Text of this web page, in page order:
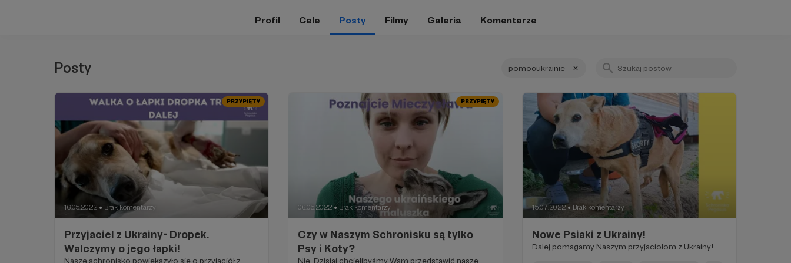
Profil Cele Posty Filmy Galeria Komentarze
Posty pomocukrainie
PRZYPIĘTY
16.05.2022 ● Brak komentarzy
Przyjaciel z Ukrainy- Dropek.
Walczymy o jego łapki!
Nasze schronisko powiększyło się o przyjaciół z
PRZYPIĘTY
06.05.2022 ● Brak komentarzy
Czy w Naszym Schronisku są tylko
Psy i Koty?
Nie. Dzisiaj chcielibyśmy Wam przedstawić nasze
15.07.2022 ● Brak komentarzy
Nowe Psiaki z Ukrainy!
Dalej pomagamy Naszym przyjaciołom z Ukrainy!